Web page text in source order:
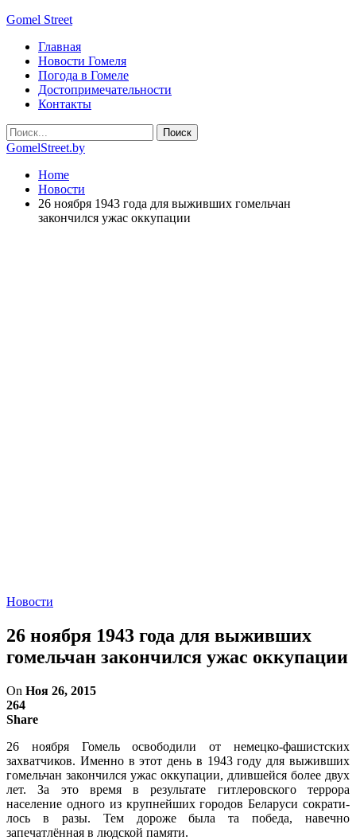
Gomel Street
Главная
Новости Гомеля
Погода в Гомеле
Достопримечательности
Контакты
GomelStreet.by
Home
Новости
26 ноября 1943 года для выживших гомельчан
закончился ужас оккупации
Новости
26 ноября 1943 года для выживших
гомельчан закончился ужас оккупации
On Ноя 26, 2015
264
Share
26 ноября Гомель освободили от немецко-фашистских
захватчиков. Именно в этот день в 1943 году для выживших
гомельчан закончился ужас оккупации, длившейся более двух
лет. За это время в результате гитлеровско­го террора
население одного из круп­нейших городов Беларуси сократи­
лось в разы. Тем дороже была та по­беда, навечно
запечатлённая в люд­ской памяти.